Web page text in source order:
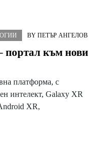
BY ПЕТЪР АНГЕЛОВ
портал към нови
платформа, с
интелект, Galaxy XR
XR,